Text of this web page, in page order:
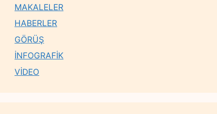
MAKALELER
HABERLER
GÖRÜŞ
İNFOGRAFİK
VİDEO